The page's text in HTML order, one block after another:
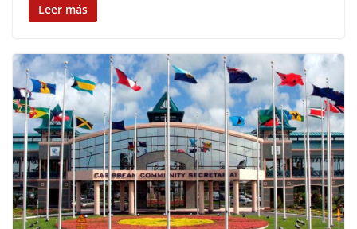
Leer más